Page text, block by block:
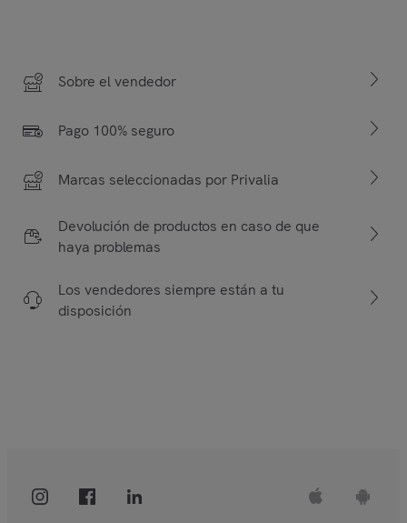
Sobre el vendedor
Pago 100% seguro
Marcas seleccionadas por Privalia
Devolución de productos en caso de que
haya problemas
Los vendedores siempre están a tu
disposición